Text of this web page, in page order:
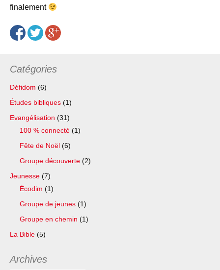
finalement
Catégories
Défidom (6)
Études bibliques (1)
Evangélisation (31)
100 % connecté (1)
Fête de Noël (6)
Groupe découverte (2)
Jeunesse (7)
Écodim (1)
Groupe de jeunes (1)
Groupe en chemin (1)
La Bible (5)
Archives